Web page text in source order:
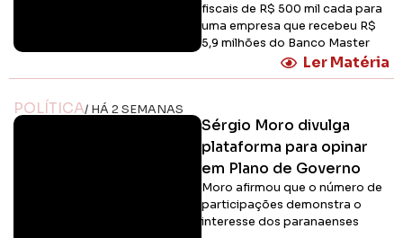
fiscais de R$ 500 mil cada para
uma empresa que recebeu R$
5,9 milhões do Banco Master
Ler Matéria
POLÍTICA/ HÁ 2 SEMANAS
Sérgio Moro divulga
plataforma para opinar
em Plano de Governo
Moro afirmou que o número de
participações demonstra o
interesse dos paranaenses